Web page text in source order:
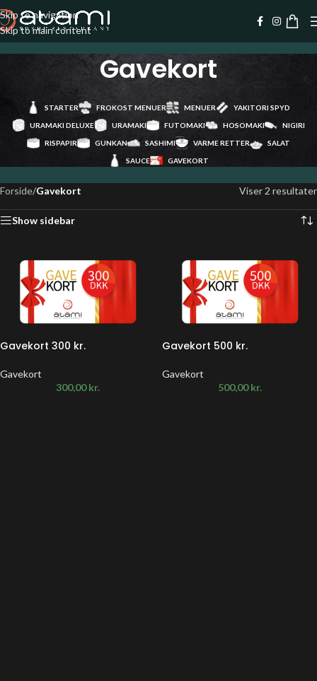
Skip to navigation
Skip to main content
Gavekort
STARTER FROKOST MENUER MENUER YAKITORI SPYD
URAMAKI DELUXE URAMAKI FUTOMAKI HOSOMAKI NIGIRI
RISPAPIR GUNKAN SASHIMI VARME RETTER SALAT
SAUCE GAVEKORT
Forside/Gavekort Viser 2 resultater
Show sidebar
Gavekort 300 kr.
Gavekort
300,00kr.
Gavekort 500 kr.
Gavekort
500,00kr.